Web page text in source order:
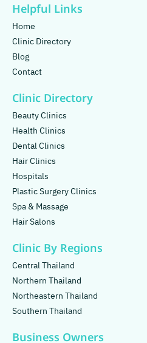
Helpful Links
Home
Clinic Directory
Blog
Contact
Clinic Directory
Beauty Clinics
Health Clinics
Dental Clinics
Hair Clinics
Hospitals
Plastic Surgery Clinics
Spa & Massage
Hair Salons
Clinic By Regions
Central Thailand
Northern Thailand
Northeastern Thailand
Southern Thailand
Business Owners